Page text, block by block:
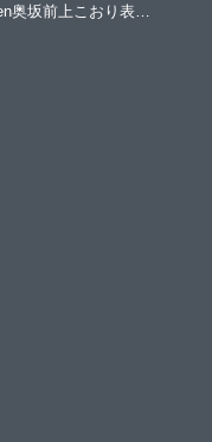
奥坂前上こおり表裏